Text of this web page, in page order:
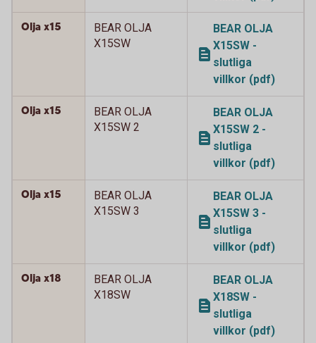
Olja x15
BEAR OLJA
X15SW
BEAR OLJA
X15SW -
slutliga
villkor (pdf)
Olja x15
BEAR OLJA
X15SW 2
BEAR OLJA
X15SW 2 -
slutliga
villkor (pdf)
Olja x15
BEAR OLJA
X15SW 3
BEAR OLJA
X15SW 3 -
slutliga
villkor (pdf)
Olja x18
BEAR OLJA
X18SW
BEAR OLJA
X18SW -
slutliga
villkor (pdf)